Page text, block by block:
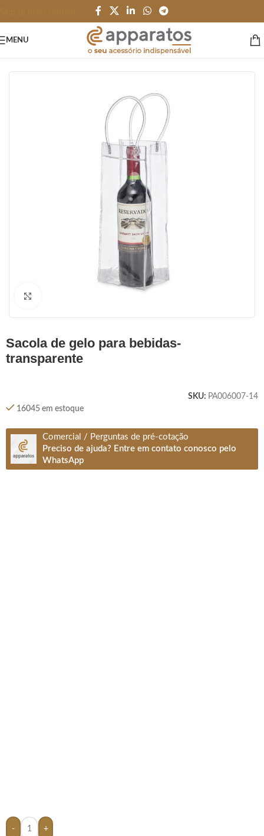
MENU
Artigos de Vinho e Bar/Porta Vinho
sacola de gelo para bebidas-
transparente
SKU: PA006007-14
16045 em estoque
Comercial / Perguntas de pré-cotação
Preciso de ajuda? Entre em contato conosco pelo
WhatsApp
- +